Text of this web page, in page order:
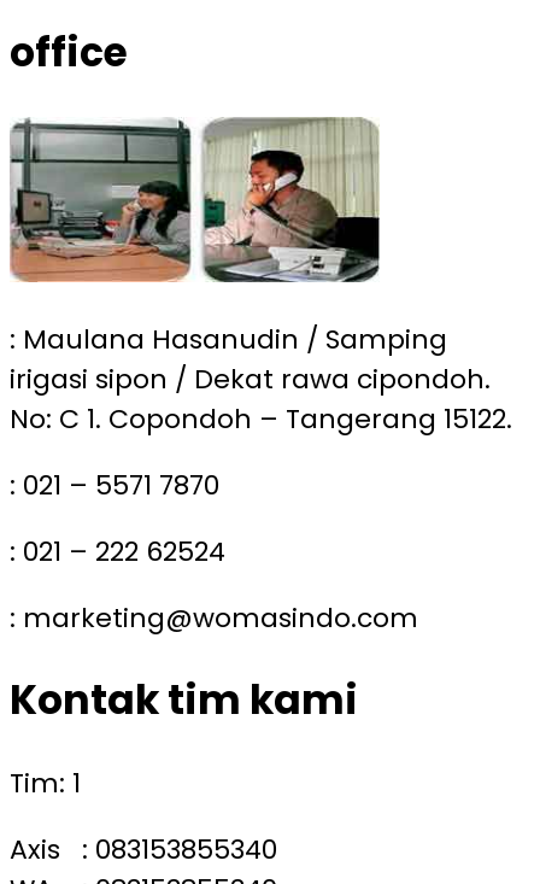
office
: Maulana Hasanudin / Samping
irigasi sipon / Dekat rawa cipondoh.
No: C 1. Copondoh – Tangerang 15122.
: 021 – 5571 7870
: 021 – 222 62524
: marketing@womasindo.com
Kontak tim kami
Tim: 1
Axis : 083153855340